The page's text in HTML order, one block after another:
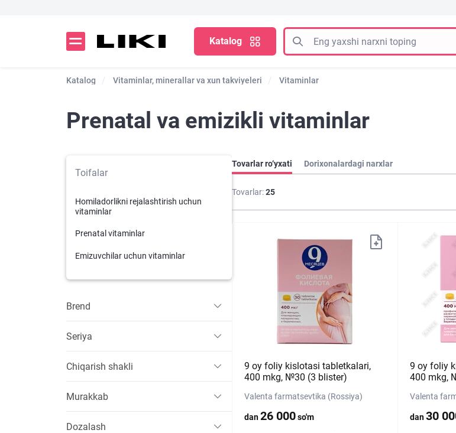
Katalog
Katalog Vitaminlar, minerallar va xun takviyeleri Vitaminlar
Prenatal va emizikli vitaminlar
Toifalar
Homiladorlikni rejalashtirish uchun
vitaminlar
Prenatal vitaminlar
Emizuvchilar uchun vitaminlar
Brend
Seriya
Chiqarish shakli
Murakkab
Dozalash
Tovarlar ro‘yxati Dorixonalardagi narxlar
Tovarlar:25
9 oy foliy kislotasi tabletkalari,
400 mkg, №30 (3 blister)
Valenta farmatsevtika (Rossiya)
dan26 000so'm
9 oy foliy
400 mkg,
Valenta
dan30